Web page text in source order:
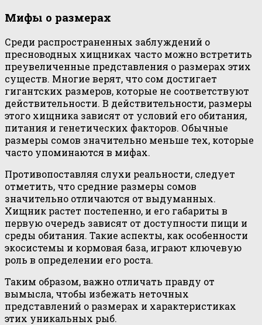
Мифы о размерах
Среди распространенных заблуждений о
пресноводных хищниках часто можно встретить
преувеличенные представления о размерах этих
существ. Многие верят, что сом достигает
гигантских размеров, которые не соответствуют
действительности. В действительности, размеры
этого хищника зависят от условий его обитания,
питания и генетических факторов. Обычные
размеры сомов значительно меньше тех, которые
часто упоминаются в мифах.
Противопоставляя слухи реальности, следует
отметить, что средние размеры сомов
значительно отличаются от выдуманных.
Хищник растет постепенно, и его габариты в
первую очередь зависят от доступности пищи и
среды обитания. Такие аспекты, как особенности
экосистемы и кормовая база, играют ключевую
роль в определении его роста.
Таким образом, важно отличать правду от
вымысла, чтобы избежать неточных
представлений о размерах и характеристиках
этих уникальных рыб.